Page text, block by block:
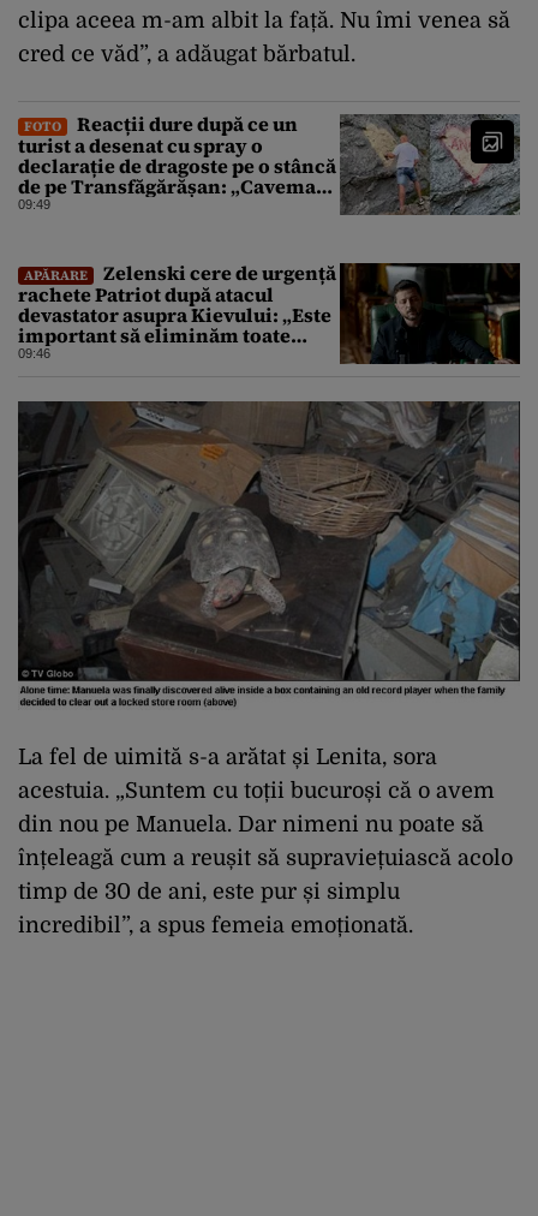
clipa aceea m-am albit la față. Nu îmi venea să
cred ce văd”, a adăugat bărbatul.
FOTO
Reacții dure după ce un
turist a desenat cu spray o
declarație de dragoste pe o stâncă
de pe Transfăgărășan: „Caveman.
Nu înțeleg nimic oamenii ăștia”
09:49
APĂRARE
Zelenski cere de urgență
rachete Patriot după atacul
devastator asupra Kievului: „Este
important să eliminăm toate
birocrațiile”
09:46
La fel de uimită s-a arătat și Lenita, sora
acestuia. „Suntem cu toții bucuroși că o avem
din nou pe Manuela. Dar nimeni nu poate să
înțeleagă cum a reușit să supraviețuiască acolo
timp de 30 de ani, este pur și simplu
incredibil”, a spus femeia emoționată.